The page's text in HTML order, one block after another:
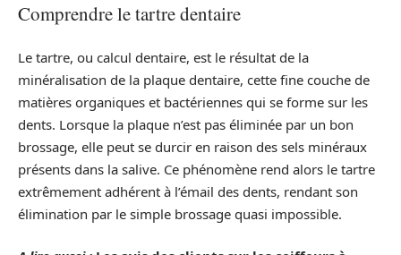
Comprendre le tartre dentaire
Le tartre, ou calcul dentaire, est le résultat de la
minéralisation de la plaque dentaire, cette fine couche de
matières organiques et bactériennes qui se forme sur les
dents. Lorsque la plaque n’est pas éliminée par un bon
brossage, elle peut se durcir en raison des sels minéraux
présents dans la salive. Ce phénomène rend alors le tartre
extrêmement adhérent à l’émail des dents, rendant son
élimination par le simple brossage quasi impossible.